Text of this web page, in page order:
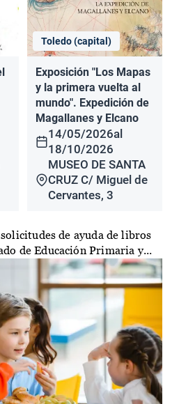
Toledo (capital)
Exposición "Los Mapas
y la primera vuelta al
mundo". Expedición de
Magallanes y Elcano
14/05/2026al
18/10/2026
MUSEO DE SANTA
CRUZ C/ Miguel de
Cervantes, 3
de ayuda de libros
de Educación Primaria y...